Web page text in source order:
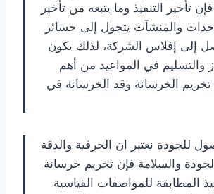
تأخير التنفيذ وما يتبعه من تأخير
والمنشآت يتحول إلى خسائر
إلى إفلاس الشركة، لذلك يكون
والتسليم في المواعيد من أهم
تخريم الخرسانة وقد الخرسانة في
للجودة نعتبر ان الحرفية والدقة
والسلامة فإن تخريم خرسانة
المطابقة للمواصفات القياسية